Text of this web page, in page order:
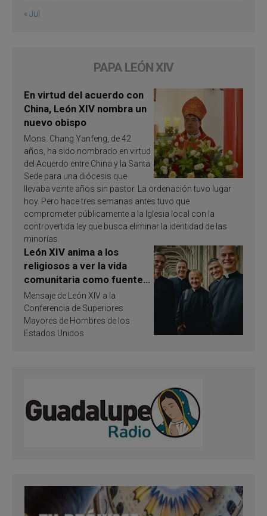
« Jul
PAPA LEÓN XIV
En virtud del acuerdo con
China, León XIV nombra un
nuevo obispo
Mons. Chang Yanfeng, de 42
años, ha sido nombrado en virtud
del Acuerdo entre China y la Santa
Sede para una diócesis que
llevaba veinte años sin pastor. La ordenación tuvo lugar
hoy. Pero hace tres semanas antes tuvo que
comprometer públicamente a la Iglesia local con la
controvertida ley que busca eliminar la identidad de las
minorías.
León XIV anima a los
religiosos a ver la vida
comunitaria como fuente
de inspiración y
santificación
Mensaje de León XIV a la
Conferencia de Superiores
Mayores de Hombres de los
Estados Unidos